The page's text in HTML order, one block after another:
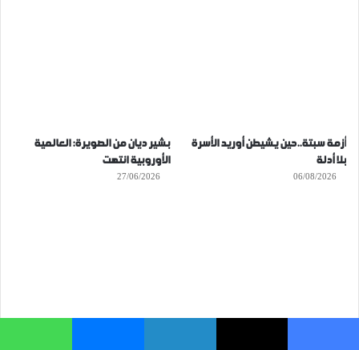
أزمة سبتة..حين يشيطن أوريد الأسرة
بلا أدلة
06/08/2026
بشير ديان من الصويرة: العالمية
الأوروبية انتهت
27/06/2026